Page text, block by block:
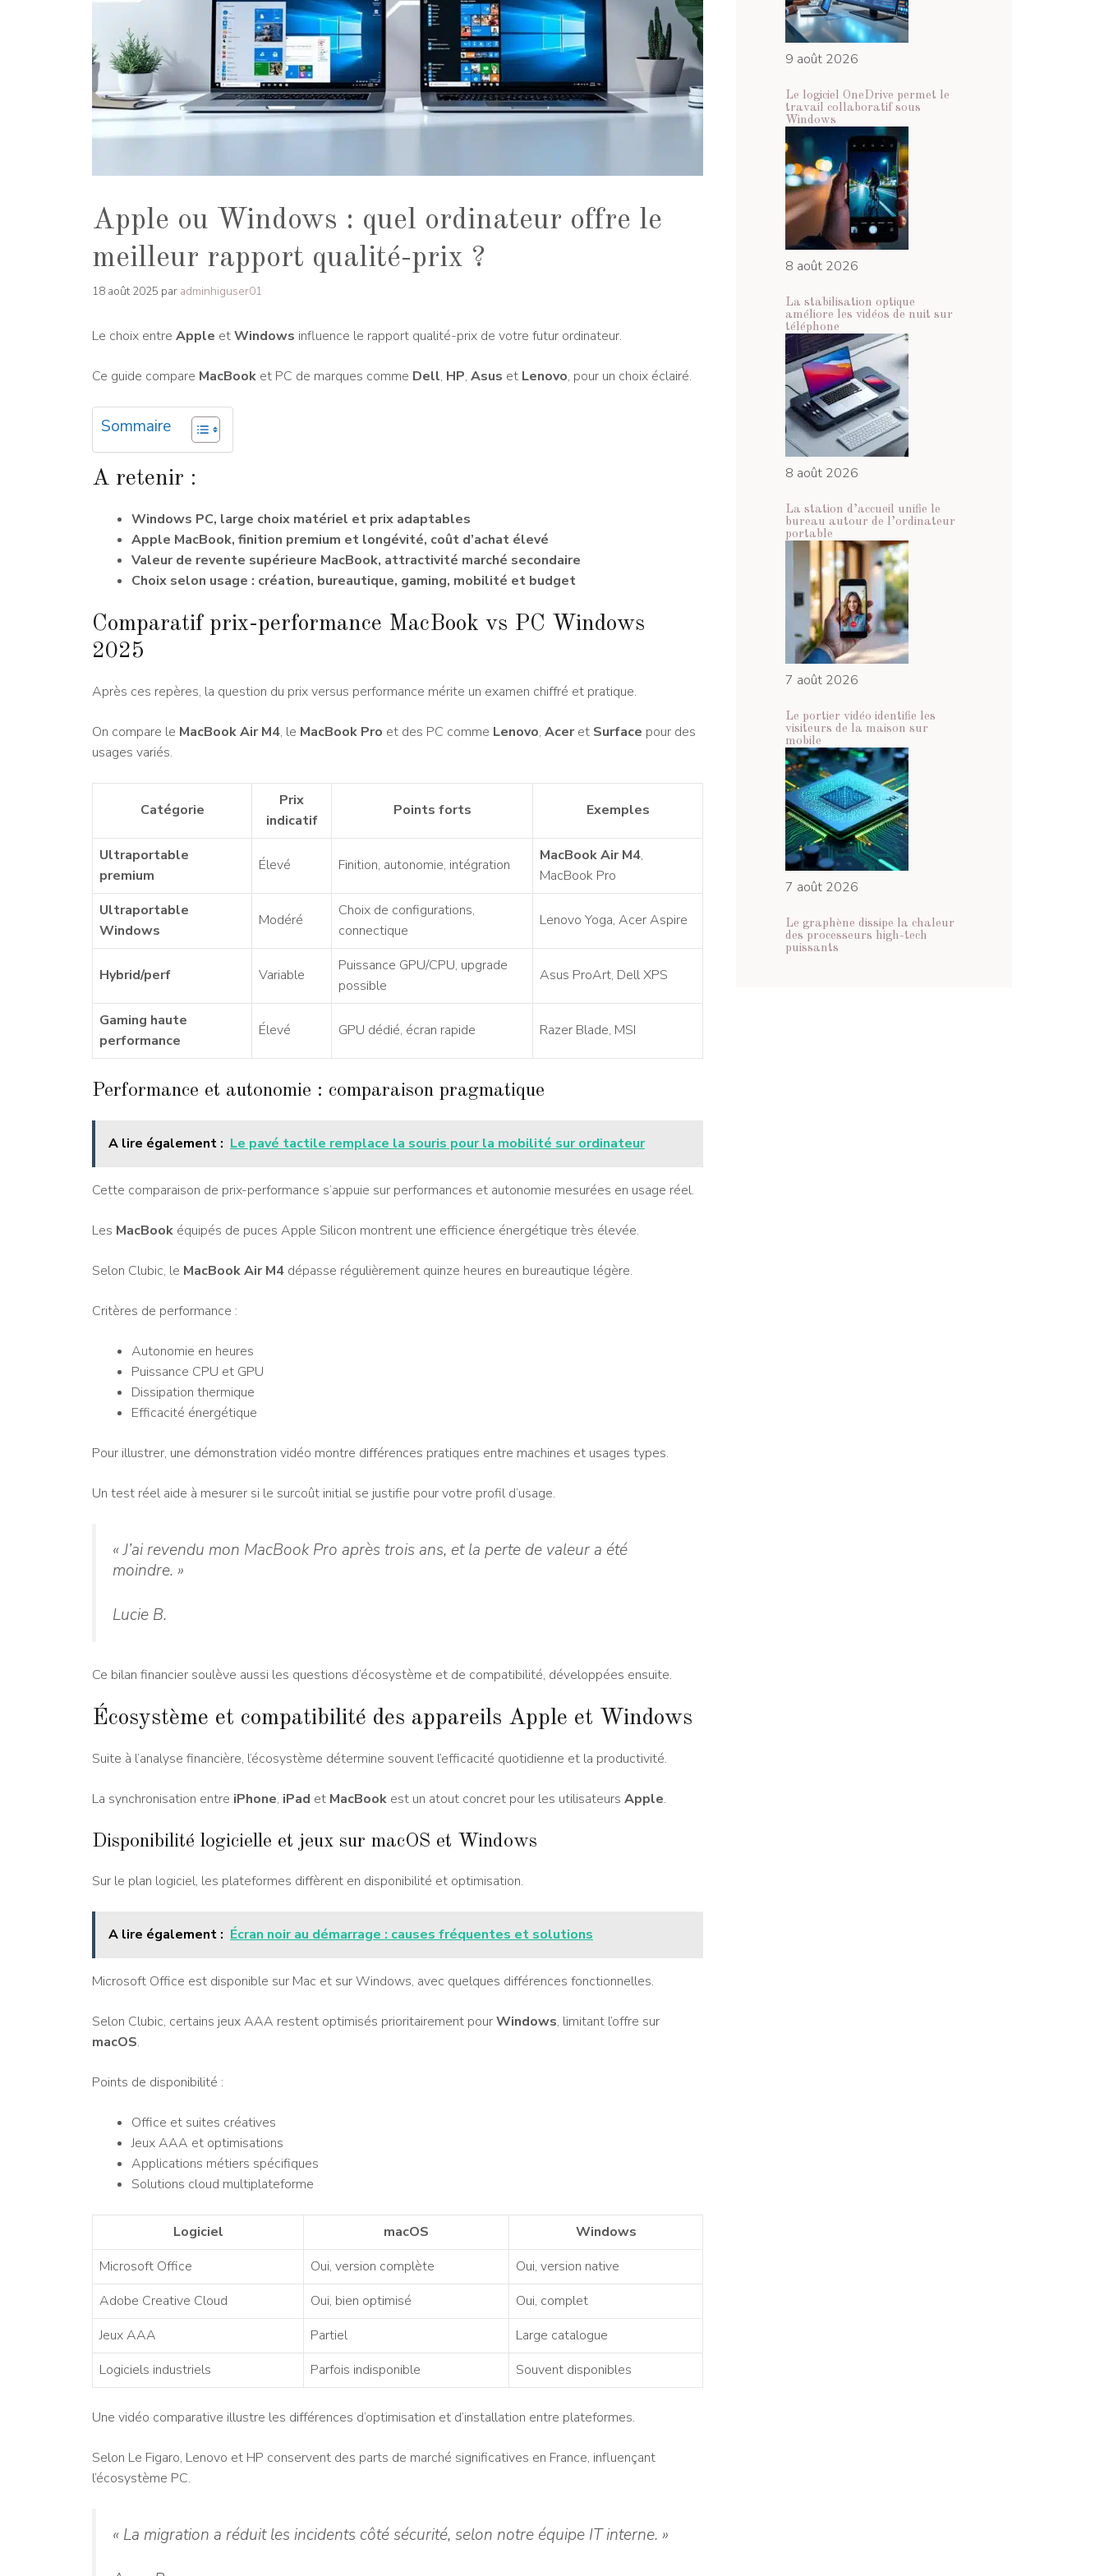
Apple ou Windows : quel ordinateur offre le
meilleur rapport qualité-prix ?
18 août 2025 par adminhiguser01
Le choix entre Apple etWindows influence le rapport qualité-prix de votre futur ordinateur.
Ce guide compare MacBook et PC de marques comme Dell, HP, Asus et Lenovo, pour un choix éclairé.
Sommaire
A retenir :
Windows PC, large choix matériel et prix adaptables
Apple MacBook, finition premium et longévité, coût d’achat élevé
Valeur de revente supérieure MacBook, attractivité marché secondaire
Choix selon usage : création, bureautique, gaming, mobilité et budget
Comparatif prix-performance MacBook vs PC Windows
2025
Après ces repères, la question du prix versus performance mérite un examen chiffré et pratique.
On compare le MacBook Air M4, le MacBook Pro et des PC comme Lenovo, Aceret Surface pour des
usages variés.
Catégorie
Prix
indicatif
Points forts Exemples
Ultraportable
premium
Élevé Finition, autonomie, intégration
MacBook Air M4,
MacBook Pro
Ultraportable
Windows
Modéré
Choix de configurations,
connectique
Lenovo Yoga, Acer Aspire
Hybrid/perf Variable
Puissance GPU/CPU, upgrade
possible
Asus ProArt, Dell XPS
Gaming haute
performance
Élevé GPU dédié, écran rapide Razer Blade, MSI
Performance et autonomie : comparaison pragmatique
A lire également : Le pavé tactile remplace la souris pour la mobilité sur ordinateur
Cette comparaison de prix-performance s’appuie sur performances et autonomie mesurées en usage réel.
Les MacBook équipés de puces Apple Silicon montrent une efficience énergétique très élevée.
Selon Clubic, le MacBook Air M4 dépasse régulièrement quinze heures en bureautique légère.
Critères de performance :
Autonomie en heures
Puissance CPU et GPU
Dissipation thermique
Efficacité énergétique
Pour illustrer, une démonstration vidéo montre différences pratiques entre machines et usages types.
Un test réel aide à mesurer si le surcoût initial se justifie pour votre profil d’usage.
« J’ai revendu mon MacBook Pro après trois ans, et la perte de valeur a été
moindre. »
Lucie B.
Ce bilan financier soulève aussi les questions d’écosystème et de compatibilité, développées ensuite.
Écosystème et compatibilité des appareils Apple et Windows
Suite à l’analyse financière, l’écosystème détermine souvent l’efficacité quotidienne et la productivité.
La synchronisation entre iPhone, iPad et MacBook est un atout concret pour les utilisateurs Apple.
Disponibilité logicielle et jeux sur macOS et Windows
Sur le plan logiciel, les plateformes diffèrent en disponibilité et optimisation.
A lire également : Écran noir au démarrage : causes fréquentes et solutions
Microsoft Office est disponible sur Mac et sur Windows, avec quelques différences fonctionnelles.
Selon Clubic, certains jeux AAA restent optimisés prioritairement pourWindows, limitant l’offre sur
macOS.
Points de disponibilité :
Office et suites créatives
Jeux AAA et optimisations
Applications métiers spécifiques
Solutions cloud multiplateforme
Logiciel macOS
Windows
Microsoft Office
Oui, version complète
Oui, version native
Adobe Creative Cloud
Oui, bien optimisé
Oui, complet
Jeux AAA
Partiel
Large catalogue
Logiciels industriels
Parfois indisponible Souvent disponibles
Une vidéo comparative illustre les différences d’optimisation et d’installation entre plateformes.
Selon Le Figaro, Lenovo et HP conservent des parts de marché significatives en France, influençant
l’écosystème PC.
« La migration a réduit les incidents côté sécurité, selon notre équipe IT interne. »
9 août 2026
Le logiciel OneDrive permet le
travail collaboratif sous
Windows
8 août 2026
La stabilisation optique
améliore les vidéos de nuit sur
téléphone
8 août 2026
La station d’accueil unifie le
bureau autour de l’ordinateur
portable
7 août 2026
Le portier vidéo identifie les
visiteurs de la maison sur
mobile
7 août 2026
Le graphène dissipe la chaleur
des processeurs high-tech
puissants